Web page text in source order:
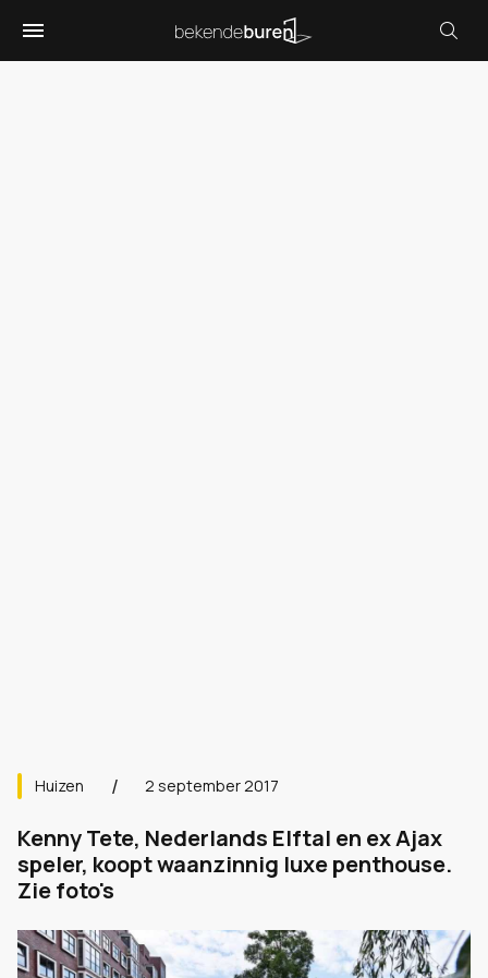
Huizen 2 september 2017
Kenny Tete, Nederlands Elftal en ex Ajax
speler, koopt waanzinnig luxe penthouse.
Zie foto's